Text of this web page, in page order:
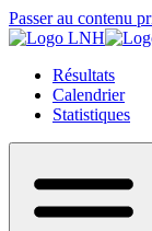
Passer au contenu
Résultats
Calendrier
Statistiques